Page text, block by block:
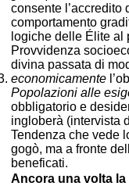
consente l’accredito
comportamento
logiche delle Élite al
Provvidenza
divina passata di
economicamente
Popolazioni alle
obbligatorio e
ingloberà (intervista
Tendenza che vede
gogò, ma a fronte
beneficati.
Ancora una volta